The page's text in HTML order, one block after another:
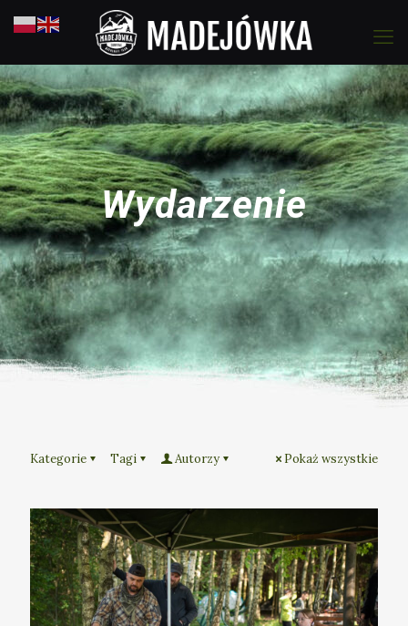
Wydarzenie
Kategorie Tagi Autorzy Pokaż wszystkie